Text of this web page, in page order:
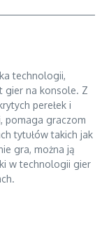
technologii,
gier na konsole. Z
perełek i
pomaga graczom
tytułów takich jak
gra, można ją
w technologii gier